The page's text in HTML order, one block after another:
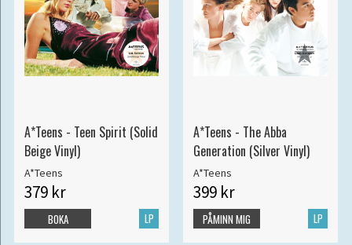
A*Teens - Teen Spirit (Solid
Beige Vinyl)
A*Teens
379 kr
LP
BOKA
A*Teens - The Abba
Generation (Silver Vinyl)
A*Teens
399 kr
LP
PÅMINN MIG